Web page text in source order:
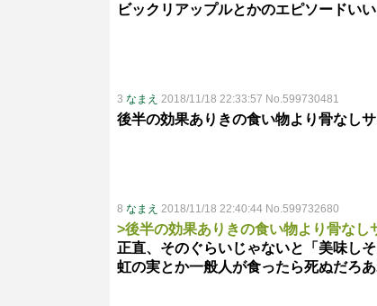
ビックリアップルとかのエピソードい
3 なまえ 2018/11/18 22:33:57 No.599730481
後半の効果ありきの食い物より骨なし
8 なまえ 2018/11/18 22:40:44 No.599732680
>後半の効果ありきの食い物より骨なし
正直、そのぐらいじゃないと「美味し
虹の実とか一般人が食ったら死ぬだろ